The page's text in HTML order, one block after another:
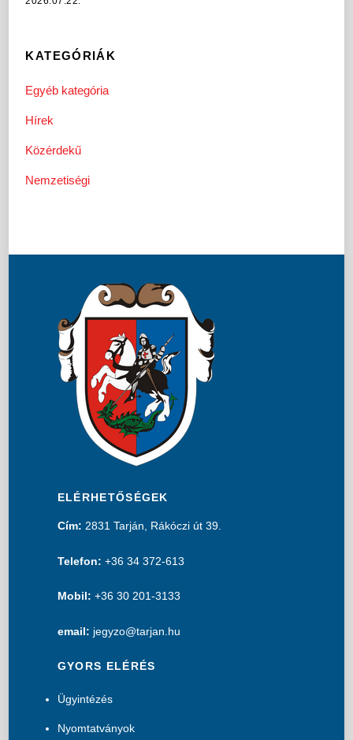
KATEGÓRIÁK
Egyéb kategória
Hírek
Közérdekű
Nemzetiségi
ELÉRHETŐSÉGEK
Cím: 2831 Tarján, Rákóczi út 39.
Telefon: +36 34 372-613
Mobil: +36 30 201-3133
email: jegyzo@tarjan.hu
GYORS ELÉRÉS
Ügyintézés
Nyomtatványok